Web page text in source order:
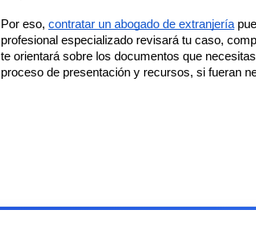
Por eso, contratar un abogado de extranjería
profesional especializado revisará tu caso,
te orientará sobre los documentos que
proceso de presentación y recursos, si fueran
se